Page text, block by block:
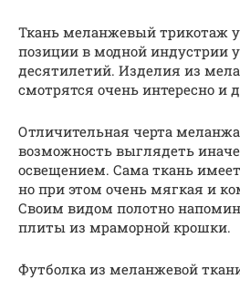
Ткань меланжевый трикотаж
позиции в модной индустрии
десятилетий. Изделия из
смотрятся очень интересно и
Отличительная черта
возможность выглядеть
освещением. Сама ткань
но при этом очень мягкая и
Своим видом полотно
плиты из мраморной крошки.
Футболка из меланжевой